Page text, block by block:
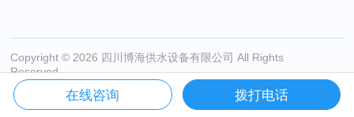
Copyright © 2026 四川博海供水设备有限公司 All Rights
Reserved
蜀ICP备13017950号
在线咨询 拨打电话